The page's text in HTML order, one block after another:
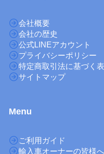
会社概要
会社の歴史
公式LINEアカウント
プライバシーポリシー
特定商取引法に基づく
サイトマップ
Menu
ご利用ガイド
輸入車オーナーの皆様へ